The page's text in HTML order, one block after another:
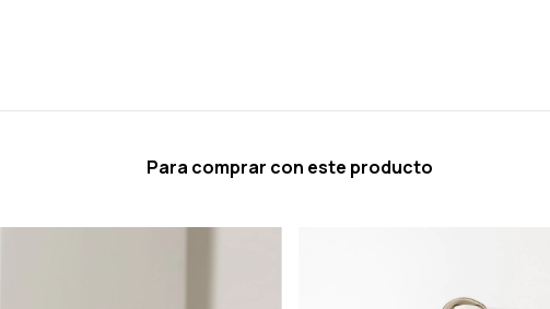
Para comprar con este producto